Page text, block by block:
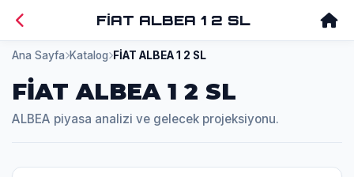
FİAT ALBEA 1 2 SL
Ana Sayfa Katalog FİAT ALBEA 1 2 SL
FİAT ALBEA 1 2 SL
ALBEA piyasa analizi ve gelecek projeksiyonu.